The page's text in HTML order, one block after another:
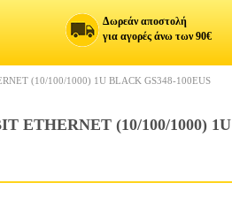
Δωρεάν αποστολή
για αγορές άνω των 90€
(10/100/1000) 1U BLACK GS348-100EUS
ETHERNET (10/100/1000) 1U